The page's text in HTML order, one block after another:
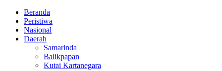
Beranda
Peristiwa
Nasional
Daerah
Samarinda
Balikpapan
Kutai Kartanegara